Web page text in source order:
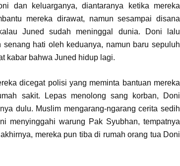
dan keluarganya, diantaranya ketika mereka
mereka dirawat, namun sesampai disana
Juned sudah meninggal dunia. Doni lalu
hati oleh keduanya, namun baru sepuluh
kabar bahwa Juned hidup lagi.
dicegat polisi yang meminta bantuan mereka
sakit. Lepas menolong sang korban, Doni
dulu. Muslim mengarang-ngarang cerita sedih
menyinggahi warung Pak Syubhan, tempatnya
mereka pun tiba di rumah orang tua Doni